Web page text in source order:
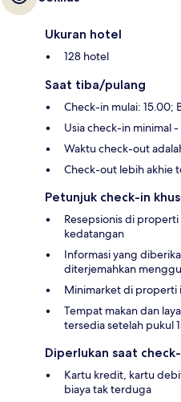
Ukuran hotel
128 hotel
Saat tiba/pulang
Check-in mulai: 15.00;
Usia check-in minimal -
Waktu check-out
Check-out lebih akhie
Petunjuk check-in
Resepsionis di
kedatangan
Informasi yang
diterjemahkan
Minimarket di properti
Tempat makan dan
tersedia setelah pukul
Diperlukan saat
Kartu kredit, kartu
biaya tak terduga